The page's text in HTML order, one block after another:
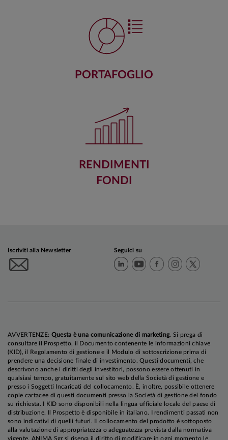
PORTAFOGLIO
RENDIMENTI
FONDI
Iscriviti alla Newsletter Seguici su
AVVERTENZE: Questa è una comunicazione di marketing. Si prega di
consultare il Prospetto, il Documento contenente le informazioni chiave
(KID), il Regolamento di gestione e il Modulo di sottoscrizione prima di
prendere una decisione finale di investimento. Questi documenti, che
descrivono anche i diritti degli investitori, possono essere ottenuti in
qualsiasi tempo, gratuitamente sul sito web della Società di gestione e
presso i Soggetti Incaricati del collocamento. È, inoltre, possibile ottenere
copie cartacee di questi documenti presso la Società di gestione del fondo
su richiesta. I KID sono disponibili nella lingua ufficiale locale del paese di
distribuzione. Il Prospetto è disponibile in italiano. I rendimenti passati non
sono indicativi di quelli futuri. Il collocamento del prodotto è sottoposto
alla valutazione di appropriatezza o adeguatezza prevista dalla normativa
vigente. ANIMA Sgr si riserva il diritto di modificare in ogni momento le